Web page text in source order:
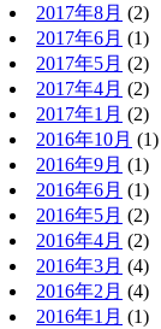
2017年8月 (2)
2017年6月 (1)
2017年5月 (2)
2017年4月 (2)
2017年1月 (2)
2016年10月 (1)
2016年9月 (1)
2016年6月 (1)
2016年5月 (2)
2016年4月 (2)
2016年3月 (4)
2016年2月 (4)
2016年1月 (1)